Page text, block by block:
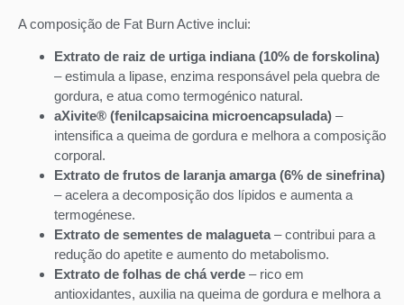
A composição de Fat Burn Active inclui:
Extrato de raiz de urtiga indiana (10% de forskolina)
– estimula a lipase, enzima responsável pela quebra de
gordura, e atua como termogénico natural.
aXivite® (fenilcapsaicina microencapsulada) –
intensifica a queima de gordura e melhora a composição
corporal.
Extrato de frutos de laranja amarga (6% de sinefrina)
– acelera a decomposição dos lípidos e aumenta a
termogénese.
Extrato de sementes de malagueta– contribui para a
redução do apetite e aumento do metabolismo.
Extrato de folhas de chá verde – rico em
antioxidantes, auxilia na queima de gordura e melhora a